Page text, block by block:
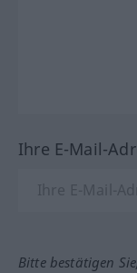
Ihre E-Mail-
Bitte bestätigen